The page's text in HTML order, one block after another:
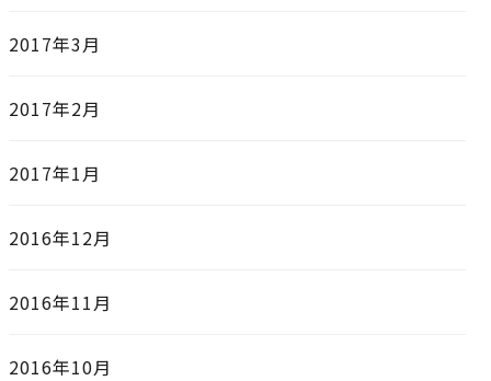
2017年3月
2017年2月
2017年1月
2016年12月
2016年11月
2016年10月